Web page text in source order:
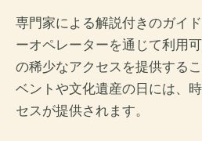
専門家による解説付きのガイ
ーオペレーターを通じて利用
の稀少なアクセスを提供する
ベントや文化遺産の日には、
セスが提供されます。